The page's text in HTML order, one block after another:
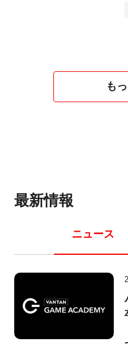
も
最新情報
ニュース